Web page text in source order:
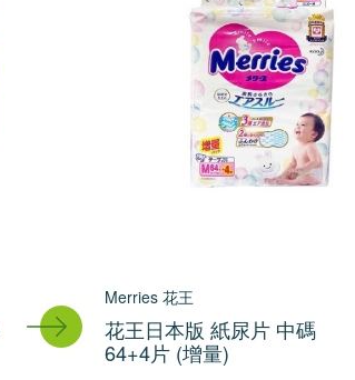
Merries 花王
花王日本版 紙尿片 中碼
64+4片 (增量)